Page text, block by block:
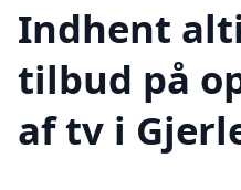
Indhent
tilbud på
af tv i